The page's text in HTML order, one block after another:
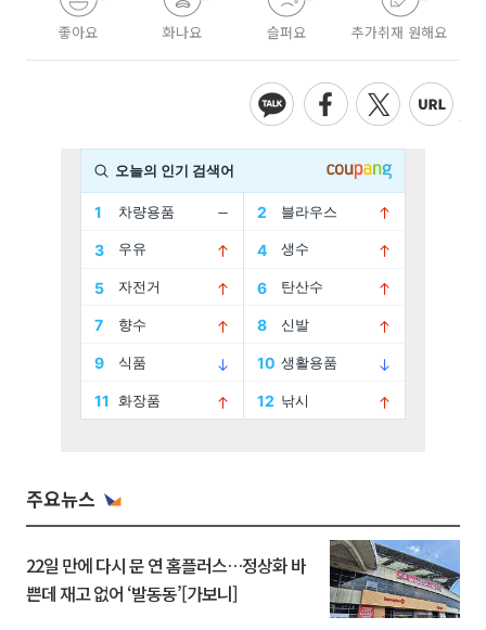
좋아요 화나요 슬퍼요 추가취재 원해요
주요뉴스
22일 만에 다시 문 연 홈플러스…정상화 바
쁜데 재고 없어 ‘발동동’[가보니]